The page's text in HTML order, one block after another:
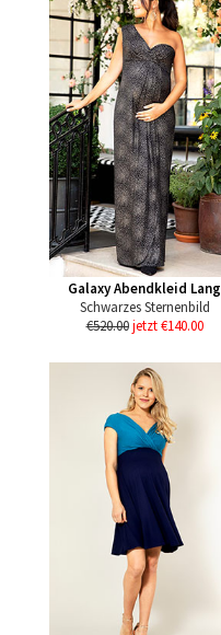
Galaxy Abendkleid Lang
Schwarzes Sternenbild
€520.00 jetzt €140.00